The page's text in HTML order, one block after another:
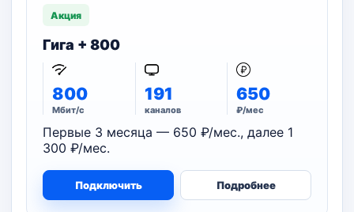
Акция
Гига + 800
800
Мбит/с
191
каналов
650
₽/мес
Первые 3 месяца — 650 ₽/мес., далее 1
300 ₽/мес.
Подключить Подробнее